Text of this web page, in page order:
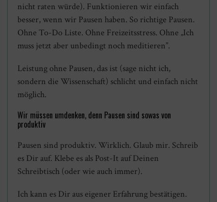
nicht raten würde). Funktionieren wir einfach
besser, wenn wir Pausen haben. So richtige Pausen.
Ohne To-Do Liste. Ohne Freizeitsstress. Ohne „Ich
muss jetzt aber unbedingt noch meditieren”.
Leistung ohne Pausen, das ist (sage nicht ich,
sondern die Wissenschaft) schlicht und einfach nicht
möglich.
Wir müssen umdenken, denn Pausen sind sowas von
produktiv
Pausen sind produktiv. Wirklich. Glaub mir. Schreib
es Dir auf. Klebe es als Post-It auf Deinen
Schreibtisch (oder wie auch immer).
Ich kann es Dir aus eigener Erfahrung bestätigen.